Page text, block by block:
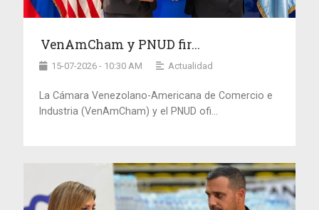
VenAmCham y PNUD fir...
15-07-2026 - 10:30 AM Actualidad
La Cámara Venezolano-Americana de Comercio e
Industria (VenAmCham) y el PNUD ofi...